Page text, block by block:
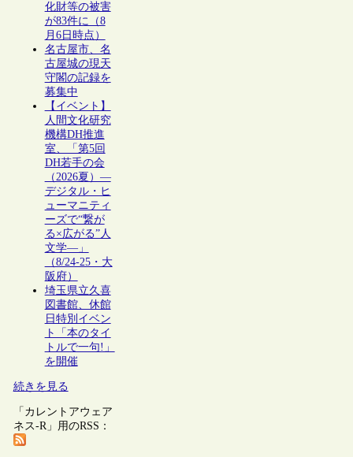
化財等の被害
が83件に（8
月6日時点）
名古屋市、名
古屋城の現天
守閣の記録を
募集中
【イベント】
人間文化研究
機構DH推進
室、「第5回
DH若手の会
（2026夏）―
デジタル・ヒ
ューマニティ
ーズで“繋が
る×広がる”人
文学―」
（8/24-25・大
阪府）
埼玉県立久喜
図書館、休館
日特別イベン
ト「本のタイ
トルで一句!」
を開催
続きを見る
「カレントアウェア
ネス-R」用のRSS：